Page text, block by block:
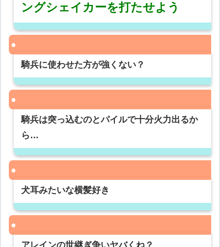
ングシェイカーを打たせよう
騎兵に使わせた方が強くない？
騎兵は突っ込むのとパイルで十分火力出るか
ら…
犬耳みたいな横髪好き